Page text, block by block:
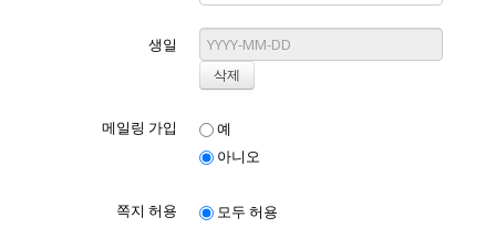
생일
메일링 가입
예
아니오
쪽지 허용
모두 허용